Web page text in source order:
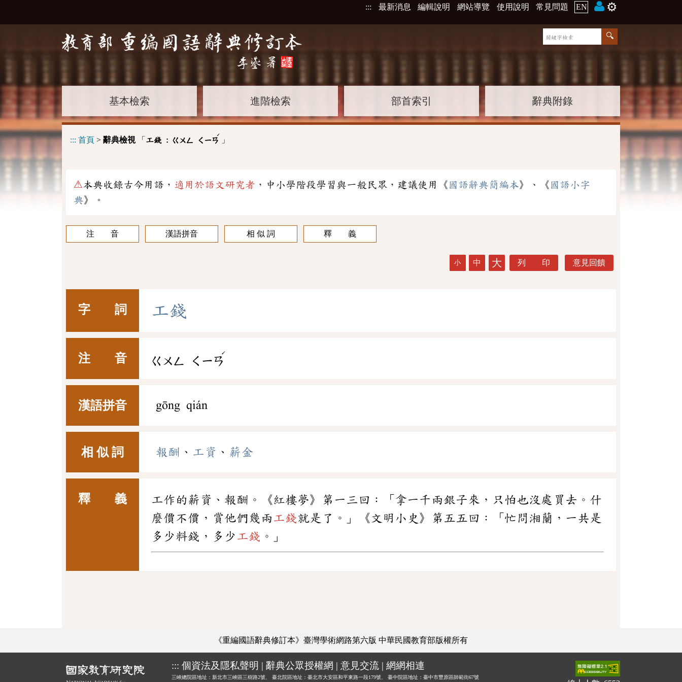
::: 最新消息 編輯說明 網站導覽 使用說明 常見問題 EN ⚙️
基本檢索 進階檢索 部首索引 辭典附錄
::: 首頁 > 辭典檢視「 工錢 : ㄍㄨㄥ ㄑㄧㄢ
ˊ
」
⚠本典收錄古今用語， 適用於語文研究者 ，中小學階段學習與一般民眾，建議使用《 國語辭典簡編本》、《 國語小字
典》。
注 音 漢語拼音 相 似 詞 釋 義
小 中 大 列 印 意見回饋
字 詞 工錢
注 音 ㄍㄨㄥ ㄑㄧㄢ
ˊ
漢語拼音 gōng qián
相 似 詞 報酬 、 工資 、 薪金
釋 義
工作的薪資、報酬。《紅樓夢》第一三回：「拿一千兩銀子來，只怕也沒處買去。什
麼價不價，賞他們幾兩 工錢就是了。」《文明小史》第五五回：「忙問湘蘭，一共是
多少料錢，多少 工錢 。」
《重編國語辭典修訂本》臺灣學術網路第六版 中華民國教育部版權所有
::: 個資法及隱私聲明 | 辭典公眾授權網 | 意見交流 | 網網相連
三峽總院區地址：新北市三峽區三樹路2號、 臺北院區地址：臺北市大安區和平東路一段179號、
臺中院區地址：臺中市豐原區師範街67號